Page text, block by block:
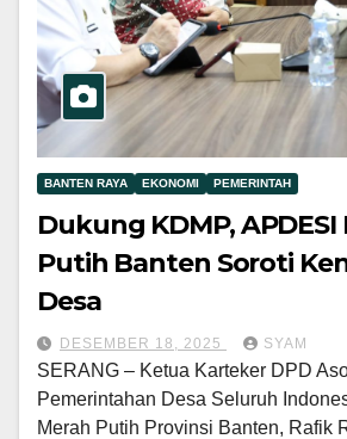
BANTEN RAYA EKONOMI PEMERINTAH
Dukung KDMP, APDESI
Putih Banten Soroti
Desa
DESEMBER 18, 2025 SYAM
SERANG – Ketua Karteker DPD
Pemerintahan Desa Seluruh
Merah Putih Provinsi Banten, Rafik